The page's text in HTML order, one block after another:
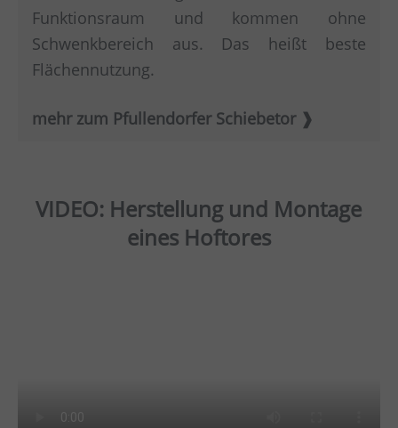
Funktionsraum und kommen ohne
Schwenkbereich aus. Das heißt beste
Flächennutzung.
mehr zum Pfullendorfer Schiebetor
VIDEO: Herstellung und Montage
eines Hoftores